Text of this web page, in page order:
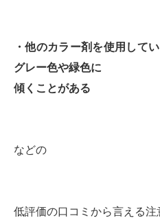
・他のカラー剤を使用して
グレー色や緑色に
傾くことがある
などの
低評価の口コミから言える注